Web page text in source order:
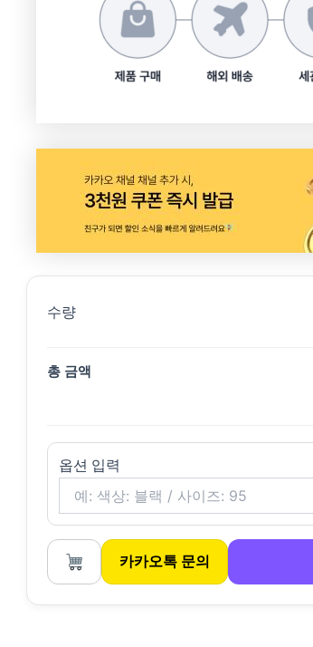
수량
총 금액
옵션 입력
카카오톡 문의